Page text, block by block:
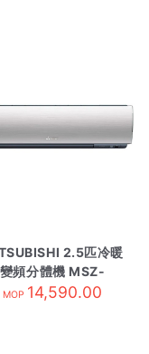
2.5匹冷暖
變頻分體機 MSZ-
內 R410A
MOP 14,590.00